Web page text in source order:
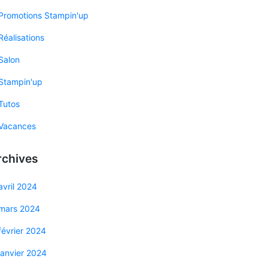
Stampin'up
2024
2024
2024
2024